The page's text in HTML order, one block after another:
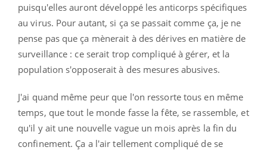
puisqu'elles auront développé les anticorps spécifiques
au virus. Pour autant, si ça se passait comme ça, je ne
pense pas que ça mènerait à des dérives en matière de
surveillance : ce serait trop compliqué à gérer, et la
population s'opposerait à des mesures abusives.
J'ai quand même peur que l'on ressorte tous en même
temps, que tout le monde fasse la fête, se rassemble, et
qu'il y ait une nouvelle vague un mois après la fin du
confinement. Ça a l'air tellement compliqué de se